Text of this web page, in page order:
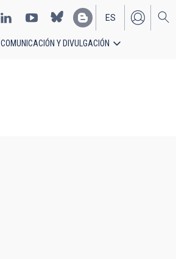
EN
ES
COMUNICACIÓN Y DIVULGACIÓN